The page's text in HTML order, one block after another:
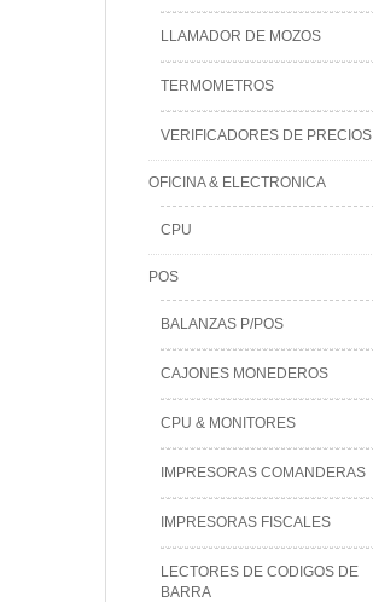
LLAMADOR DE MOZOS
TERMOMETROS
VERIFICADORES DE PRECIOS
OFICINA & ELECTRONICA
CPU
POS
BALANZAS P/POS
CAJONES MONEDEROS
CPU & MONITORES
IMPRESORAS COMANDERAS
IMPRESORAS FISCALES
LECTORES DE CODIGOS DE
BARRA